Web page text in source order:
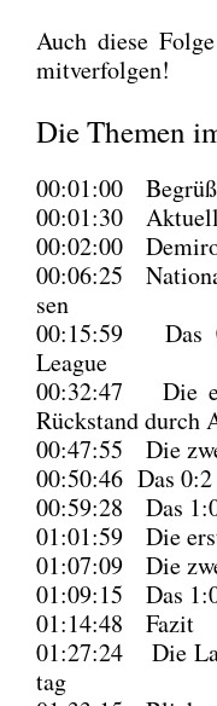
Auch die­se
mit­ver­fol­gen!
Die Themen
00:01:00
00:01:30
00:02:00
00:06:25
sen
00:15:59 Das
League
00:32:47 Die
Rück­stand durch
00:47:55 Die
00:50:46 Das
00:59:28 Das
01:01:59 Die
01:07:09 Die
01:09:15 Das
01:14:48 Fazit
01:27:24 Die
tag